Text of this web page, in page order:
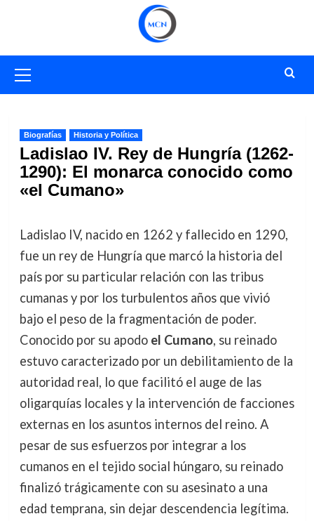
primario
Biografías Historia y Política
Ladislao IV. Rey de Hungría (1262-
1290): El monarca conocido como
«el Cumano»
Ladislao IV, nacido en 1262 y fallecido en 1290,
fue un rey de Hungría que marcó la historia del
país por su particular relación con las tribus
cumanas y por los turbulentos años que vivió
bajo el peso de la fragmentación de poder.
Conocido por su apodo el Cumano, su reinado
estuvo caracterizado por un debilitamiento de la
autoridad real, lo que facilitó el auge de las
oligarquías locales y la intervención de facciones
externas en los asuntos internos del reino. A
pesar de sus esfuerzos por integrar a los
cumanos en el tejido social húngaro, su reinado
finalizó trágicamente con su asesinato a una
edad temprana, sin dejar descendencia legítima.